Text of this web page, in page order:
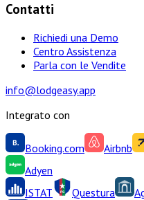
Contatti
Richiedi una Demo
Centro Assistenza
Parla con le Vendite
info@lodgeasy.app
Integrato con
Booking.com Airbnb
Adyen
ISTAT
Questura